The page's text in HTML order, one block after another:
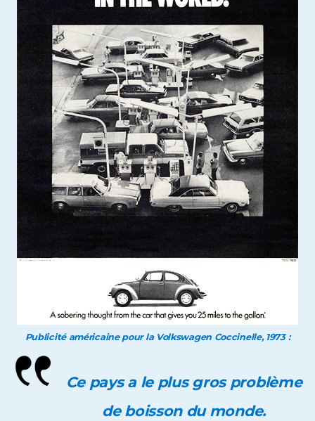
Publicité américaine pour la Volkswagen Coccinelle, 1973 :
Ce pays a le plus gros problème
de boisson du monde.